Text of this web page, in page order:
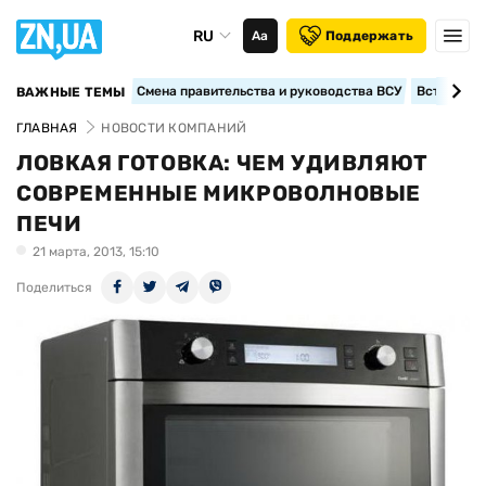
RU Аа Поддержать
ВАЖНЫЕ ТЕМЫ Смена правительства и руководства ВСУ
ГЛАВНАЯ НОВОСТИ КОМПАНИЙ
ЛОВКАЯ ГОТОВКА: ЧЕМ УДИВЛЯЮТ
СОВРЕМЕННЫЕ МИКРОВОЛНОВЫЕ
ПЕЧИ
21 марта, 2013, 15:10
Поделиться